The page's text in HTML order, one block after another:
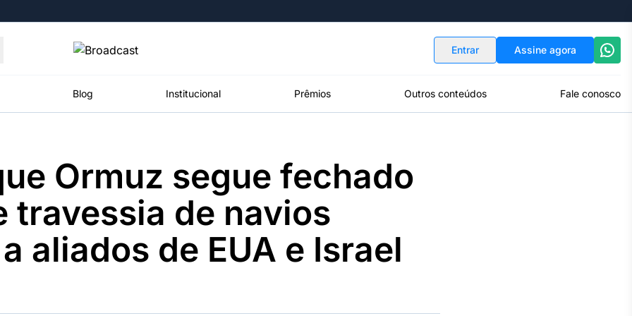
Entrar Assine agora
Blog Institucional Prêmios Outros conteúdos Fale conosco
Político
Os bastidores da
política em
tempo real
Energia
O setor de
energia elétrica
no Brasil
Broadcast
White Label
Plataforma para
conteúdos
personalizados
Ormuz segue fechado
travessia de navios
aliados de EUA e Israel